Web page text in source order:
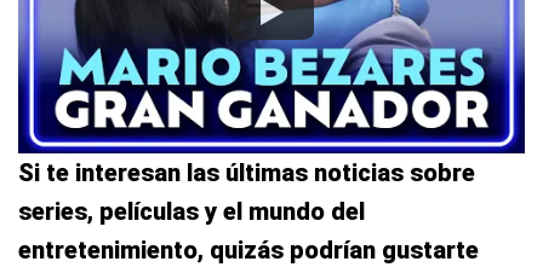
Si te interesan las últimas noticias sobre
series, películas y el mundo del
entretenimiento, quizás podrían gustarte